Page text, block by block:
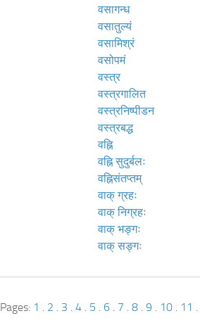
वसागन्ध
वसातुल्यं
वसामिश्रं
वसोपमं
वस्त्र
वस्त्रगालित
वस्त्रनिष्पीडन
वस्त्रबद्ध
वह्नि
वह्नि सुदुर्बलः
वह्निसंतप्तम्
वाक् ग्रहः
वाक् निग्रहः
वाक् भङ्गः
वाक् सङ्गः
Pages: 1 . 2 . 3 . 4 . 5 . 6 . 7 . 8 . 9 . 10 . 11 .